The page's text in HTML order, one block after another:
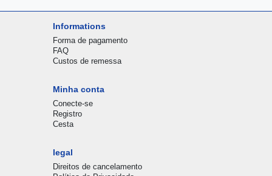
Informations
Forma de pagamento
FAQ
Custos de remessa
Minha conta
Conecte-se
Registro
Cesta
legal
Direitos de cancelamento